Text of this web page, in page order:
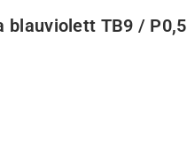
blauviolett TB9 / P0,5